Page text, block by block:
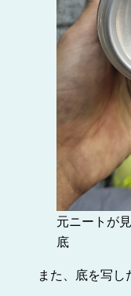
元ニートが
底
また、底を写し